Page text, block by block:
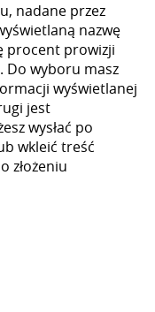
nadane przez
nazwę
procent prowizji
Do wyboru masz
wyświetlanej
jest
wysłać po
wkleić treść
złożeniu